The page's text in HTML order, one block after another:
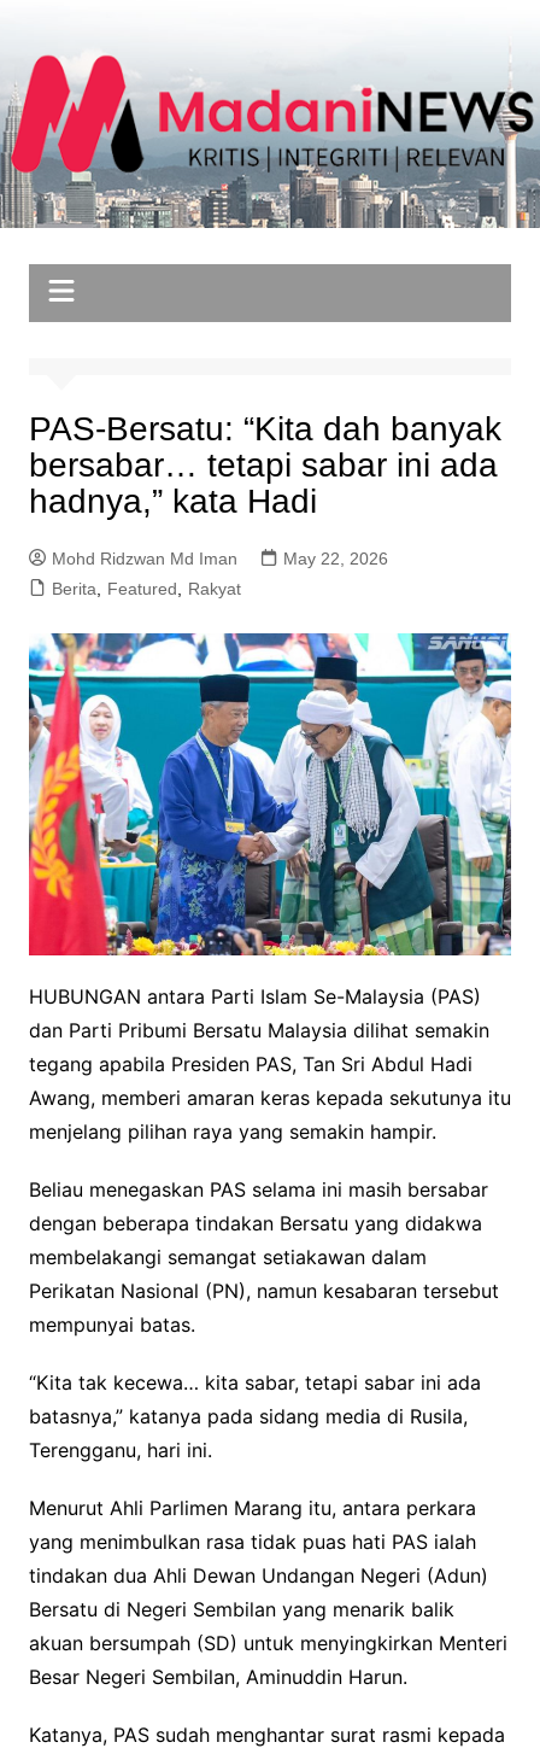
content
PAS-Bersatu: “Kita dah banyak
bersabar… tetapi sabar ini ada
hadnya,” kata Hadi
Mohd Ridzwan Md Iman
May 22, 2026
Berita, Featured, Rakyat
HUBUNGAN antara Parti Islam Se-Malaysia (PAS)
dan Parti Pribumi Bersatu Malaysia dilihat semakin
tegang apabila Presiden PAS, Tan Sri Abdul Hadi
Awang, memberi amaran keras kepada sekutunya itu
menjelang pilihan raya yang semakin hampir.
Beliau menegaskan PAS selama ini masih bersabar
dengan beberapa tindakan Bersatu yang didakwa
membelakangi semangat setiakawan dalam
Perikatan Nasional (PN), namun kesabaran tersebut
mempunyai batas.
“Kita tak kecewa… kita sabar, tetapi sabar ini ada
batasnya,” katanya pada sidang media di Rusila,
Terengganu, hari ini.
Menurut Ahli Parlimen Marang itu, antara perkara
yang menimbulkan rasa tidak puas hati PAS ialah
tindakan dua Ahli Dewan Undangan Negeri (Adun)
Bersatu di Negeri Sembilan yang menarik balik
akuan bersumpah (SD) untuk menyingkirkan Menteri
Besar Negeri Sembilan, Aminuddin Harun.
Katanya, PAS sudah menghantar surat rasmi kepada